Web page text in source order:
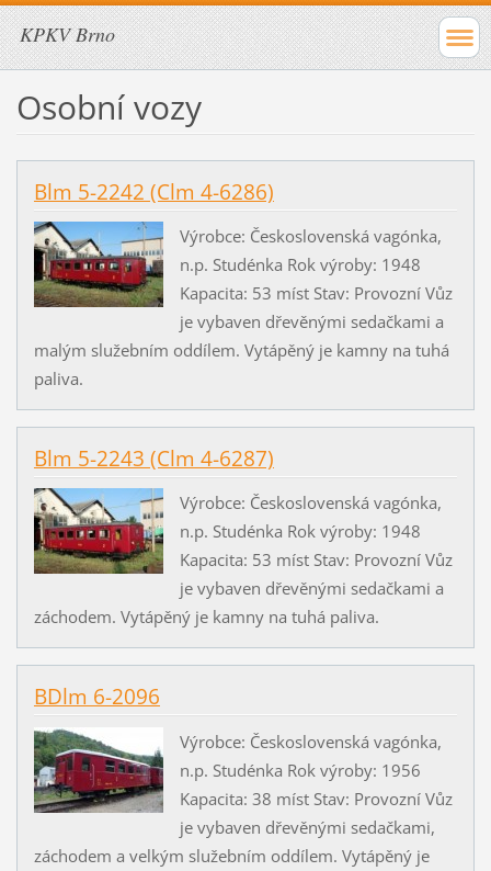
KPKV Brno
Osobní vozy
Blm 5-2242 (Clm 4-6286)
Výrobce: Československá vagónka,
n.p. Studénka Rok výroby: 1948
Kapacita: 53 míst Stav: Provozní Vůz
je vybaven dřevěnými sedačkami a
malým služebním oddílem. Vytápěný je kamny na tuhá
paliva.
Blm 5-2243 (Clm 4-6287)
Výrobce: Československá vagónka,
n.p. Studénka Rok výroby: 1948
Kapacita: 53 míst Stav: Provozní Vůz
je vybaven dřevěnými sedačkami a
záchodem. Vytápěný je kamny na tuhá paliva.
BDlm 6-2096
Výrobce: Československá vagónka,
n.p. Studénka Rok výroby: 1956
Kapacita: 38 míst Stav: Provozní Vůz
je vybaven dřevěnými sedačkami,
záchodem a velkým služebním oddílem. Vytápěný je